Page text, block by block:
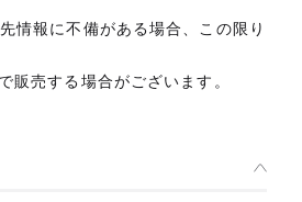
情報に不備がある場合、この限り
販売する場合がございます。